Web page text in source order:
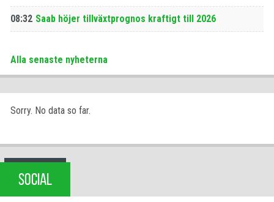
08:32 Saab höjer tillväxtprognos kraftigt till 2026
Alla senaste nyheterna
Sorry. No data so far.
SOCIAL